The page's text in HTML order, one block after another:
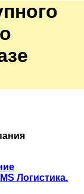
Логистика.